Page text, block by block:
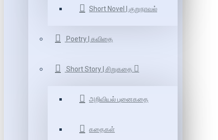
Short Novel | குறுநாவல்
Poetry | கவிதை
Short Story | சிறுகதை
அறிவியல் புனைகதை
கதைகள்